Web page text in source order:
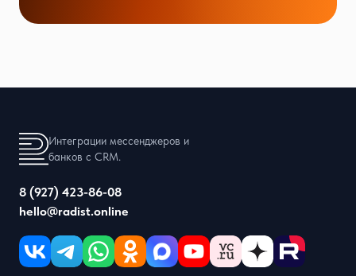
Интеграции мессенджеров и
банков с CRM.
8 (927) 423-86-08
hello@radist.online